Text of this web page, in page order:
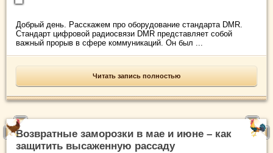
Добрый день. Расскажем про оборудование стандарта DMR.
Стандарт цифровой радиосвязи DMR представляет собой
важный прорыв в сфере коммуникаций. Он был ...
Читать запись полностью
Возвратные заморозки в мае и июне – как
защитить высаженную рассаду